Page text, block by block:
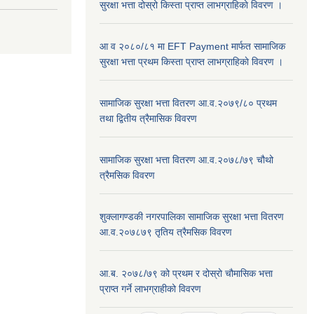
सुरक्षा भत्ता दोस्रो किस्ता प्राप्त लाभग्राहिकाे विवरण ।
आ व २०८०/८१ मा EFT Payment मार्फत सामाजिक
सुरक्षा भत्ता प्रथम किस्ता प्राप्त लाभग्राहिकाे विवरण ।
सामाजिक सुरक्षा भत्ता वितरण आ.व.२०७९/८० प्रथम
तथा द्वितीय त्रैमासिक विवरण
सामाजिक सुरक्षा भत्ता वितरण आ.व.२०७८/७९ चौथो
त्रैमसिक विवरण
शुक्लागण्डकी नगरपालिका सामाजिक सुरक्षा भत्ता वितरण
आ.व.२०७८७९ तृतिय त्रैमसिक विवरण
आ.ब. २०७८/७९ को प्रथम र दोस्रो चौमासिक भत्ता
प्राप्त गर्ने लाभग्राहीको विवरण